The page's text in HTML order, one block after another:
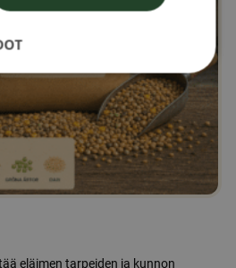
eläimen tarpeiden ja kunnon